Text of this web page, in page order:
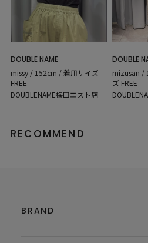
DOUBLE NAME
missy / 152cm / 着用サイズ
FREE
DOUBLENAME梅田エスト店
DOUBLE
mizusan /
ズ FREE
RECOMMEND
BRAND